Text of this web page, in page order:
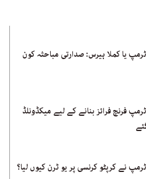
یا کملا ہیرس: صدارتی مباحثہ کون
فرنچ فرائز بنانے کے لیے میکڈونلڈ
نے کرپٹو کرنسی پر یو ٹرن کیوں لیا؟